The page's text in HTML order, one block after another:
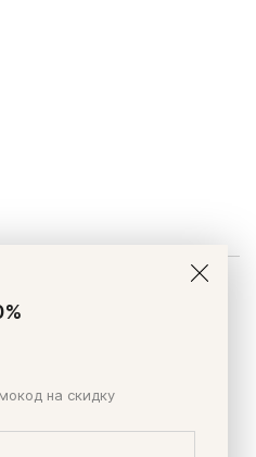
со стороны
власти просим
на скидку